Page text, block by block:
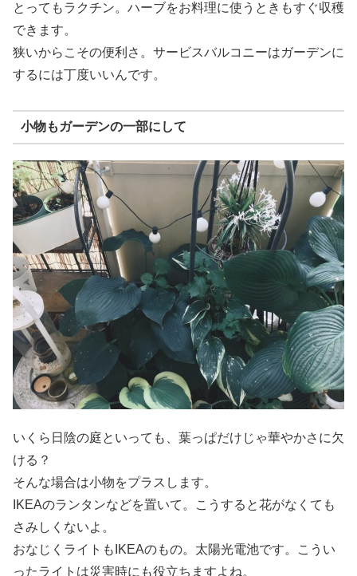
とってもラクチン。ハーブをお料理に使うときもすぐ収穫
できます。
狭いからこその便利さ。サービスバルコニーはガーデンに
するには丁度いいんです。
小物もガーデンの一部にして
いくら日陰の庭といっても、葉っぱだけじゃ華やかさに欠
ける？
そんな場合は小物をプラスします。
IKEAのランタンなどを置いて。こうすると花がなくても
さみしくないよ。
おなじくライトもIKEAのもの。太陽光電池です。こうい
ったライトは災害時にも役立ちますよね。